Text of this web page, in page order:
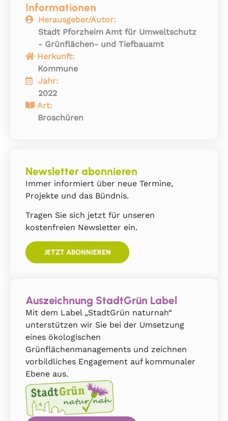
Informationen
Herausgeber/Autor:
Stadt Pforzheim Amt für Umweltschutz
- Grünflächen- und Tiefbauamt
Herkunft:
Kommune
Jahr:
2022
Art:
Broschüren
Newsletter abonnieren
Immer informiert über neue Termine,
Projekte und das Bündnis.
Tragen Sie sich jetzt für unseren
kostenfreien Newsletter ein.
JETZT ABONNIEREN
Auszeichnung StadtGrün Label
Mit dem Label „StadtGrün naturnah“
unterstützen wir Sie bei der Umsetzung
eines ökologischen
Grünflächenmanagements und zeichnen
vorbildliches Engagement auf kommunaler
Ebene aus.